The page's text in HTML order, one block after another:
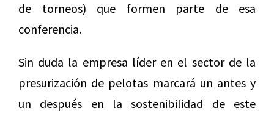
de torneos) que formen parte de esa
conferencia.
Sin duda la empresa líder en el sector de la
presurización de pelotas marcará un antes y
un después en la sostenibilidad de este